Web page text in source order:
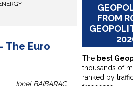
The Euro
Ionel BAIBARAC
FROM
The best
thousands of
ranked by